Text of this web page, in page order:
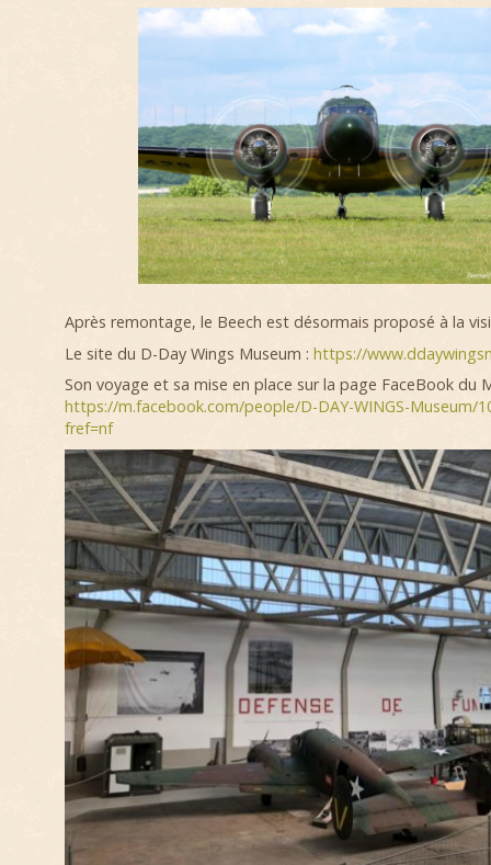
Après remontage, le Beech est désormais proposé à la
Le site du D-Day Wings Museum : https://
Son voyage et sa mise en place sur la page FaceBook du
https://m.facebook.com/people/D-DAY-WINGS-Museum/
fref=nf